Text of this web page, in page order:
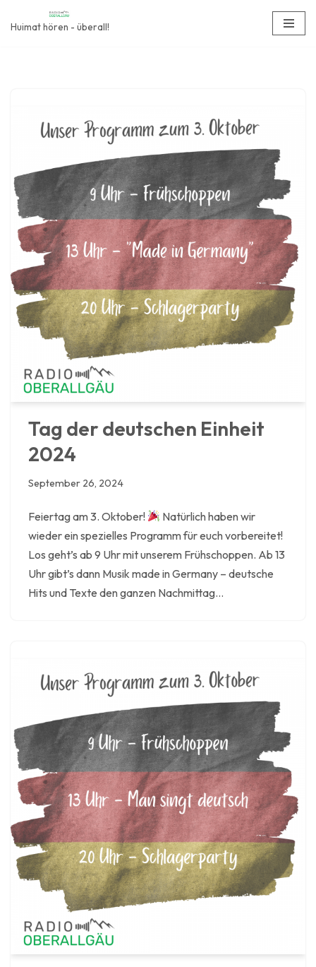
Huimat hören - überall!
Tag der deutschen Einheit
2024
September 26, 2024
Feiertag am 3. Oktober!
Natürlich haben wir
wieder ein spezielles Programm für euch vorbereitet!
Los geht’s ab 9 Uhr mit unserem Frühschoppen. Ab 13
Uhr gibt’s dann Musik made in Germany – deutsche
Hits und Texte den ganzen Nachmittag…